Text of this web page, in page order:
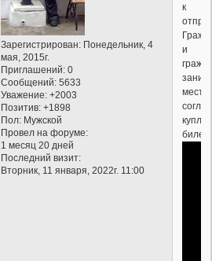
Зарегистрирован: Понедельник, 4
мая, 2015г.
Приглашений: 0
Сообщений: 5633
Уважение: +2003
Позитив: +1898
Пол: Мужской
Провел на форуме:
1 месяц 20 дней
Последний визит:
Вторник, 11 января, 2022г. 11:00
к
и
места